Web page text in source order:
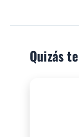
Quizás